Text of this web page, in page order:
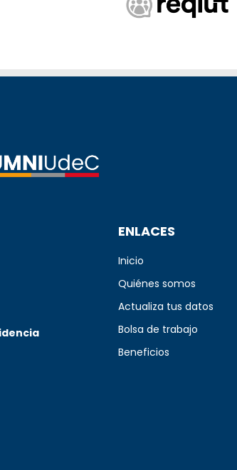
ENLACES
Inicio
Quiénes somos
Actualiza tus datos
Bolsa de trabajo
Beneficios